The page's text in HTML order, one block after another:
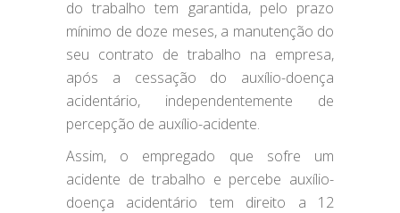
do trabalho tem garantida, pelo prazo
mínimo de doze meses, a manutenção do
seu contrato de trabalho na empresa,
após a cessação do auxílio-doença
acidentário, independentemente de
percepção de auxílio-acidente.
Assim, o empregado que sofre um
acidente de trabalho e percebe auxílio-
doença acidentário tem direito a 12